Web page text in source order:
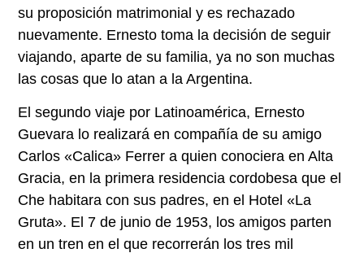
su proposición matrimonial y es rechazado
nuevamente. Ernesto toma la decisión de seguir
viajando, aparte de su familia, ya no son muchas
las cosas que lo atan a la Argentina.
El segundo viaje por Latinoamérica, Ernesto
Guevara lo realizará en compañía de su amigo
Carlos «Calica» Ferrer a quien conociera en Alta
Gracia, en la primera residencia cordobesa que el
Che habitara con sus padres, en el Hotel «La
Gruta». El 7 de junio de 1953, los amigos parten
en un tren en el que recorrerán los tres mil